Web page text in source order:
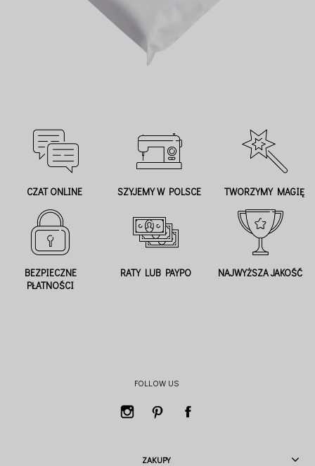
CZAT ONLINE SZYJEMY W POLSCE TWORZYMY MAGIĘ
BEZPIECZNE
PŁATNOŚCI
RATY LUB PAYPO NAJWYŻSZA JAKOŚĆ
FOLLOW US
ZAKUPY